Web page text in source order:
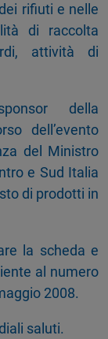
rifiuti e nelle
di raccolta
attività di
della
dell’evento
del Ministro
e Sud Italia
di prodotti in
la scheda e
al numero
2008.
saluti.